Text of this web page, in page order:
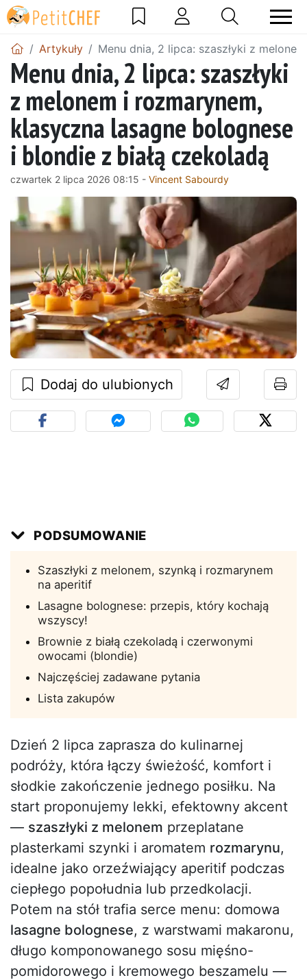
Artykuły Menu dnia, 2 lipca: szaszłyki z
Menu dnia, 2 lipca: szaszłyki
z melonem i rozmarynem,
klasyczna lasagne bolognese
i blondie z białą czekoladą
czwartek 2 lipca 2026 08:15 - Vincent Sabourdy
Dodaj do ulubionych
PODSUMOWANIE
Szaszłyki z melonem, szynką i rozmarynem
na aperitif
Lasagne bolognese: przepis, który kochają
wszyscy!
Brownie z białą czekoladą i czerwonymi
owocami (blondie)
Najczęściej zadawane pytania
Lista zakupów
Dzień 2 lipca zaprasza do kulinarnej
podróży, która łączy świeżość, komfort i
słodkie zakończenie jednego posiłku. Na
start proponujemy lekki, efektowny akcent
— szaszłyki z melonem przeplatane
plasterkami szynki i aromatem rozmarynu,
idealne jako orzeźwiający aperitif podczas
ciepłego popołudnia lub przedkolacji.
Potem na stół trafia serce menu: domowa
lasagne bolognese, z warstwami makaronu,
długo komponowanego sosu mięśno-
pomidorowego i kremowego beszamelu —